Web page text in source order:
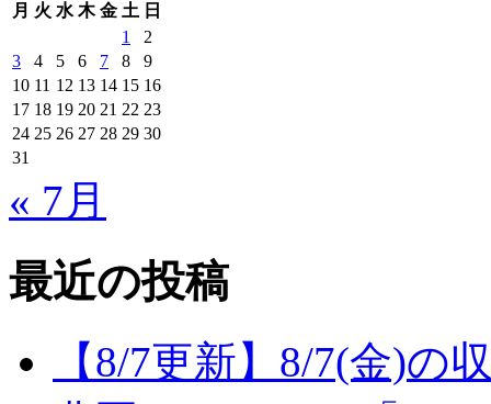
月 火 水 木 金 土 日
1
2
3
4 5 6 7 8
9
10 11 12 13 14 15 16
17 18 19 20 21 22 23
24 25 26 27 28 29 30
31
« 7月
最近の投稿
【8/7更新】8/7(金)の